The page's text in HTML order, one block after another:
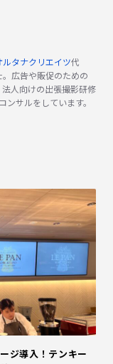
ルタナクリエイツ代
広告や販促のための
人向けの出張撮影研修
ンサルをしています。
ジ導入！テンキー